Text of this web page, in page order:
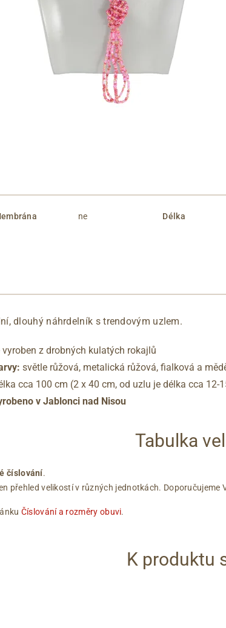
ne Délka
dlouhý náhrdelník s trendovým uzlem.
vyroben z drobných kulatých rokajlů
světle růžová, metalická růžová, fialková a
cca 100 cm (2 x 40 cm, od uzlu je délka cca 12-
v Jablonci nad Nisou
Tabulka
číslování.
přehled velikostí v různých jednotkách. Doporučujeme
Číslování a rozměry obuvi.
K produktu